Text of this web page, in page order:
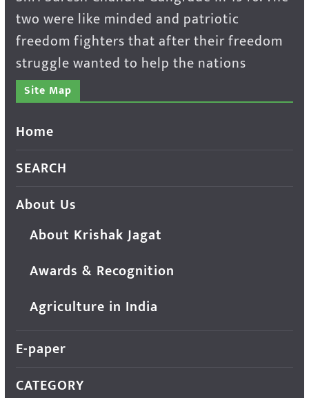
two were like minded and patriotic
freedom fighters that after their freedom
struggle wanted to help the nations
Site Map
Home
SEARCH
About Us
About Krishak Jagat
Awards & Recognition
Agriculture in India
E-paper
CATEGORY